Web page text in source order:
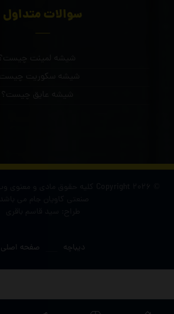
سوالات متداول
شیشه لمینت چیست؟
شیشه سکوریت چیست؟
شیشه عایق چیست؟
صفحه اصلی دیباچه